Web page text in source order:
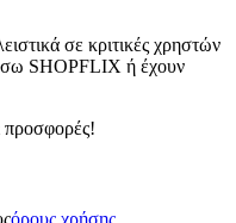
σε κριτικές χρηστών
SHOPFLIX ή έχουν